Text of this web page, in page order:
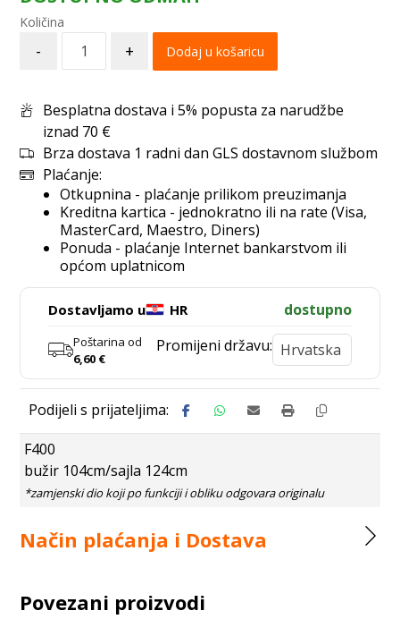
- + Dodaj u košaricu
Besplatna dostava i 5% popusta za narudžbe
iznad 70 €
Brza dostava 1 radni dan GLS dostavnom službom
Plaćanje:
Otkupnina - plaćanje prilikom preuzimanja
Kreditna kartica - jednokratno ili na rate (Visa,
MasterCard, Maestro, Diners)
Ponuda - plaćanje Internet bankarstvom ili
općom uplatnicom
Dostavljamo u HR dostupno
Poštarina od
6,60 €
Promijeni državu:
F400
bužir 104cm/sajla 124cm
Način plaćanja i Dostava
Povezani proizvodi